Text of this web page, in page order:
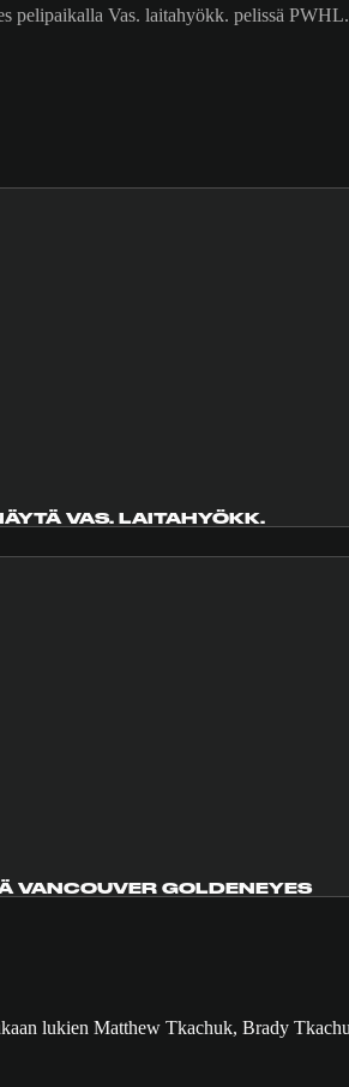
pelipaikalla Vas. laitahyökk. pelissä PWHL.
VAS. LAITAHYÖKK.
VANCOUVER GOLDENEYES